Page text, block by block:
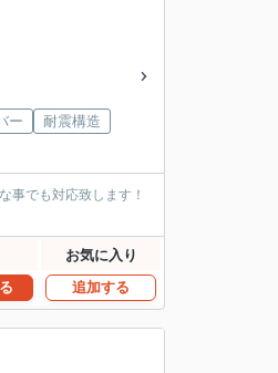
ー
耐震構造
事でも対応致します！
お気に入り
追加する